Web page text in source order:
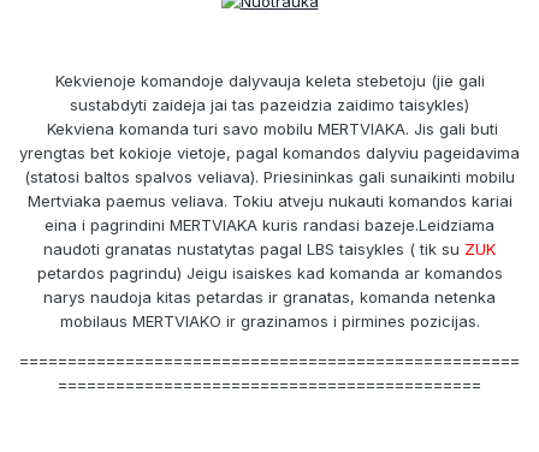
Kekvienoje komandoje dalyvauja keleta stebetoju (jie gali
sustabdyti zaideja jai tas pazeidzia zaidimo taisykles)
Kekviena komanda turi savo mobilu MERTVIAKA. Jis gali buti
yrengtas bet kokioje vietoje, pagal komandos dalyviu pageidavima
(statosi baltos spalvos veliava). Priesininkas gali sunaikinti mobilu
Mertviaka paemus veliava. Tokiu atveju nukauti komandos kariai
eina i pagrindini MERTVIAKA kuris randasi bazeje.Leidziama
naudoti granatas nustatytas pagal LBS taisykles ( tik su ZUK
petardos pagrindu) Jeigu isaiskes kad komanda ar komandos
narys naudoja kitas petardas ir granatas, komanda netenka
mobilaus MERTVIAKO ir grazinamos i pirmines pozicijas.
====================================================
============================================